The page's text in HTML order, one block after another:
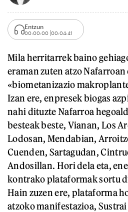
Entzun
00:00:00 00:04:41
Mila herritarrek baino
eraman zuten atzo
«biometanizazio
Izan ere, enpresek biogas
nahi dituzte Nafarroa
besteak beste, Vianan, Los
Lodosan, Mendabian,
Cuenden, Sartagudan,
Andosillan. Hori dela eta,
kontrako plataformak sortu
Hain zuzen ere, plataforma
atzoko manifestazioa,